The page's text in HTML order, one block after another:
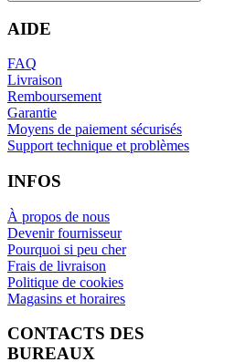
AIDE
FAQ
Livraison
Remboursement
Garantie
Moyens de paiement sécurisés
Support technique et problèmes
INFOS
À propos de nous
Devenir fournisseur
Pourquoi si peu cher
Frais de livraison
Politique de cookies
Magasins et horaires
CONTACTS DES
BUREAUX